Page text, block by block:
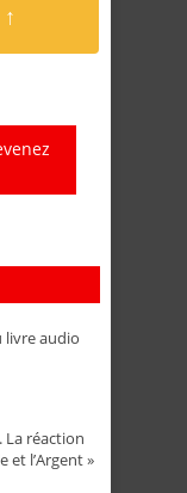
livre audio
La réaction
et l’Argent »